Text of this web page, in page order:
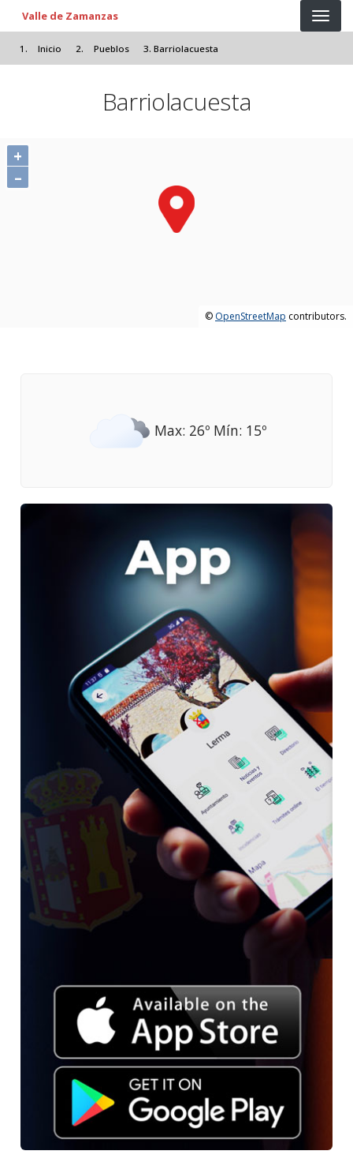
Pasar al contenido principal
Valle de Zamanzas
Inicio Pueblos Barriolacuesta
Barriolacuesta
+
–
© OpenStreetMap contributors.
Max: 26º Mín: 15º